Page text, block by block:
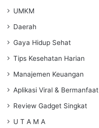
UMKM
Daerah
Gaya Hidup Sehat
Tips Kesehatan Harian
Manajemen Keuangan
Aplikasi Viral & Bermanfaat
Review Gadget Singkat
U T A M A